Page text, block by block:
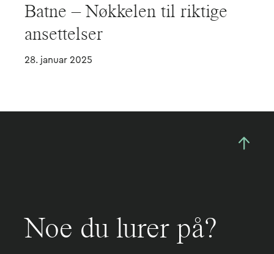
Batne – Nøkkelen til riktige
ansettelser
28. januar 2025
Noe du lurer på?